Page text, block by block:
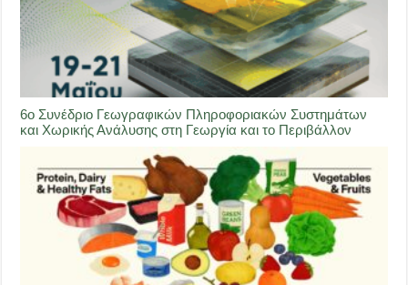
6ο Συνέδριο Γεωγραφικών Πληροφοριακών Συστημάτων
και Χωρικής Ανάλυσης στη Γεωργία και το Περιβάλλον